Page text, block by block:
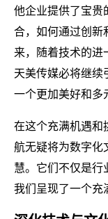
他企业提供了宝贵
合，如何通过创新
来，随着技术的进
天美传媒必将继续
一个更加美好和多
在这个充满机遇和
航无疑将为数字化
慧。它们不仅是行
我们呈现了一个充